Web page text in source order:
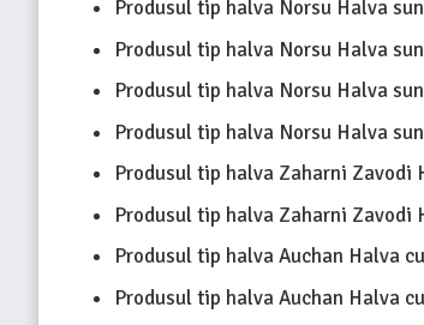
Produsul tip halva Norsu Halva
Produsul tip halva Norsu Halva
Produsul tip halva Norsu Halva
Produsul tip halva Norsu Halva
Produsul tip halva Zaharni Zavodi
Produsul tip halva Zaharni Zavodi
Produsul tip halva Auchan Halva
Produsul tip halva Auchan Halva